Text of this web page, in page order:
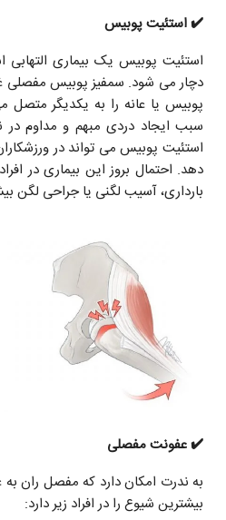
✔️ استئیت پوبیس
استئیت پوبیس یک بیماری
دچار می شود. سمفیز پوبیس
پوبیس یا عانه را به یکدیگر متصل
سبب ایجاد دردی مبهم و مداوم در
استئیت پوبیس می تواند در
دهد. احتمال بروز این بیماری در
بارداری، آسیب لگنی یا جراحی لگن
✔️ عفونت مفصلی
به ندرت امکان دارد که مفصل ران
بیشترین شیوع را در افراد زیر دارد: